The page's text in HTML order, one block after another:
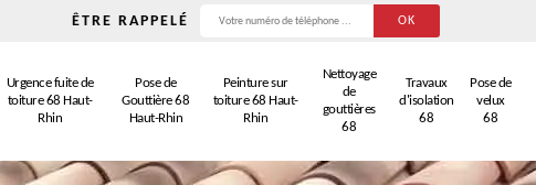
ÊTRE RAPPELÉ
Urgence fuite de
toiture 68 Haut-
Rhin
Pose de
Gouttière 68
Haut-Rhin
Peinture sur
toiture 68 Haut-
Rhin
Nettoyage
de
gouttières
68
Travaux
d'isolation
68
Pose de
velux
68